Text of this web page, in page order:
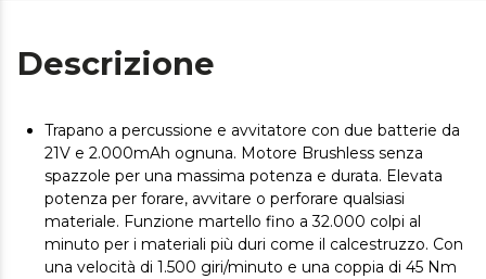
Descrizione
Trapano a percussione e avvitatore con due batterie da
21V e 2.000mAh ognuna. Motore Brushless senza
spazzole per una massima potenza e durata. Elevata
potenza per forare, avvitare o perforare qualsiasi
materiale. Funzione martello fino a 32.000 colpi al
minuto per i materiali più duri come il calcestruzzo. Con
una velocità di 1.500 giri/minuto e una coppia di 45 Nm